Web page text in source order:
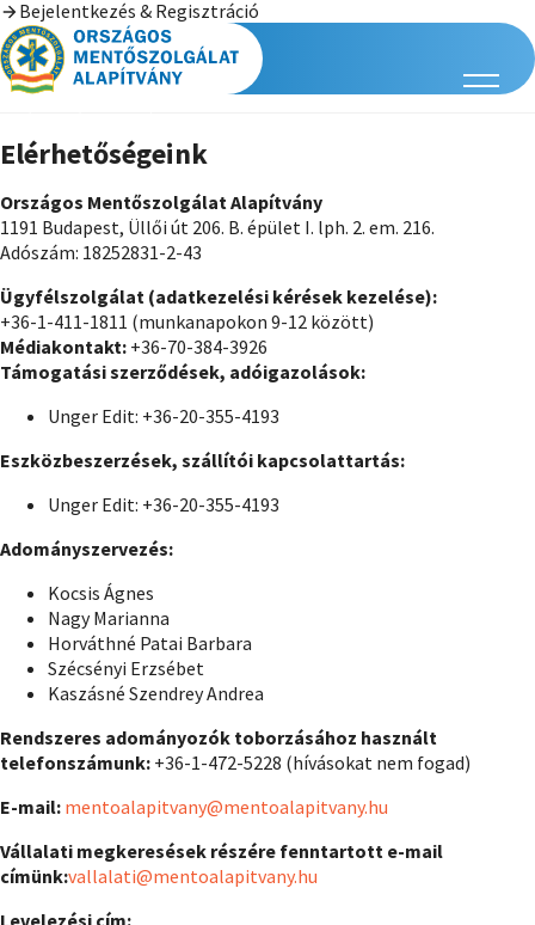
Bejelentkezés & Regisztráció
Elérhetőségeink
Országos Mentőszolgálat Alapítvány
1191 Budapest, Üllői út 206. B. épület I. lph. 2. em. 216.
Adószám: 18252831-2-43
Ügyfélszolgálat (adatkezelési kérések kezelése):
+36-1-411-1811 (munkanapokon 9-12 között)
Médiakontakt: +36-70-384-3926
Támogatási szerződések, adóigazolások:
Unger Edit: +36-20-355-4193
Eszközbeszerzések, szállítói kapcsolattartás:
Unger Edit: +36-20-355-4193
Adományszervezés:
Kocsis Ágnes
Nagy Marianna
Horváthné Patai Barbara
Szécsényi Erzsébet
Kaszásné Szendrey Andrea
Rendszeres adományozók toborzásához használt
telefonszámunk: +36-1-472-5228 (hívásokat nem fogad)
E-mail: mentoalapitvany@mentoalapitvany.hu
Vállalati megkeresések részére fenntartott e-mail
címünk:vallalati@mentoalapitvany.hu
Levelezési cím: